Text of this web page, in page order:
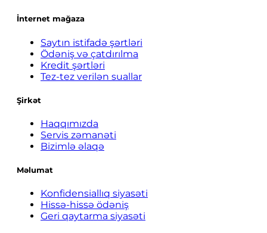
İnternet mağaza
Saytın istifadə şərtləri
Ödəniş və çatdırılma
Kredit şərtləri
Tez-tez verilən suallar
Şirkət
Haqqımızda
Servis zəmanəti
Bizimlə əlaqə
Məlumat
Konfidensiallıq siyasəti
Hissə-hissə ödəniş
Geri qaytarma siyasəti